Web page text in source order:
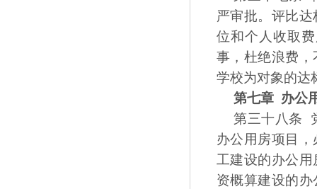
严审批。评比
位和个人收取
事，杜绝浪费
学校为对象的达
第七章 办公
第三十八条
办公用房项目
工建设的办公
资概算建设的